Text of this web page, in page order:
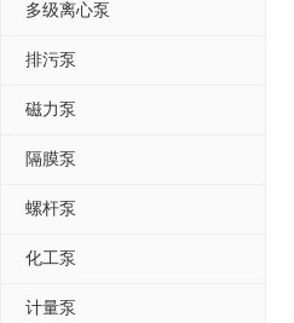
多级离心泵
排污泵
磁力泵
隔膜泵
螺杆泵
化工泵
计量泵